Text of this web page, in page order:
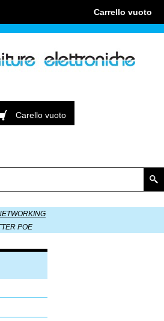
Carrello vuoto
Carello vuoto
POE